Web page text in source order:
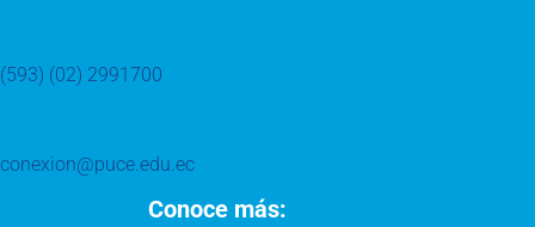
(593) (02) 2991700
conexion@puce.edu.ec
Conoce más: